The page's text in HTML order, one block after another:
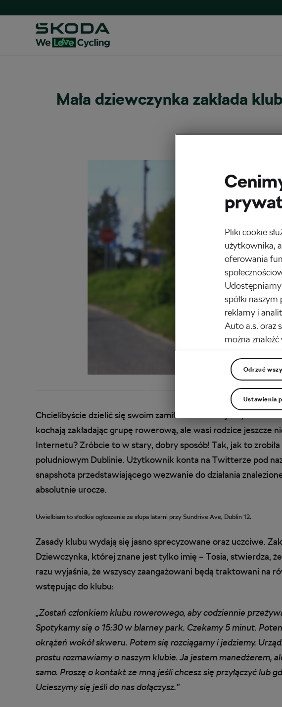
Mała dziewczynka zakłada
Autor:
Chcielibyście dzielić się swoim zamiłowaniem do jazdy na
kochają zakładając grupę rowerową, ale wasi rodzice jeszcze
Internetu? Zróbcie to w stary, dobry sposób! Tak, jak to
południowym Dublinie. Użytkownik konta na Twitterze pod
snapshota przedstawiającego wezwanie do działania
absolutnie urocze.
Uwielbiam to słodkie ogłoszenie ze słupa latarni przy Sundrive Ave, Dublin 12.
Zasady klubu wydają się jasno sprecyzowane oraz uczciwe.
Dziewczynka, której znane jest tylko imię – Tosia, stwierdza,
razu wyjaśnia, że wszyscy zaangażowani będą traktowani na
wstępując do klubu:
„Zostań członkiem klubu rowerowego, aby codziennie
Spotykamy się o 15:30 w blarney park. Czekamy 5 minut.
okrążeń wokół skweru. Potem się rozciągamy i jedziemy.
prostu rozmawiamy o naszym klubie. Ja jestem manedżerem,
samo. Proszę o kontakt ze mną jeśli chcesz się przyłączyć lub
Ucieszymy się jeśli do nas dołączysz.”
Pliki cookie
użytkownika,
oferowania
spółki
reklamy i
Auto a.s. oraz
można znaleźć
Odrzuć
Ustawienia